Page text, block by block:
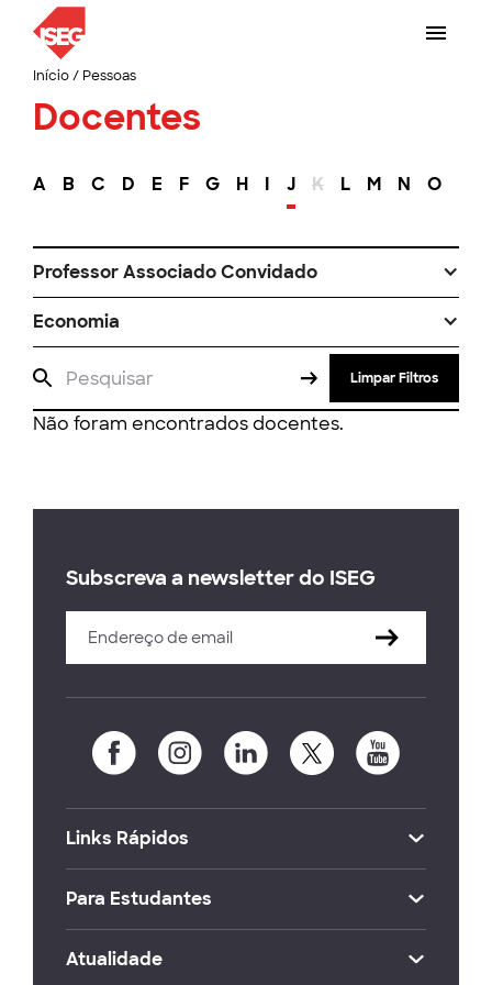
Início/ Pessoas
Docentes
A B C D E F G H I J K L M N O
Professor Associado Convidado
Economia
Limpar Filtros
Não foram encontrados docentes.
Subscreva a newsletter do ISEG
Links Rápidos
Para Estudantes
Atualidade